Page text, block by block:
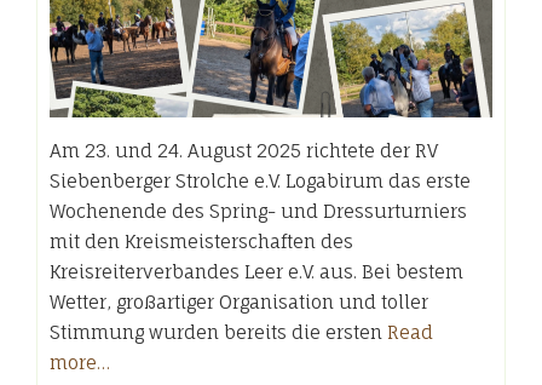
Am 23. und 24. August 2025 richtete der RV
Siebenberger Strolche e.V. Logabirum das erste
Wochenende des Spring- und Dressurturniers
mit den Kreismeisterschaften des
Kreisreiterverbandes Leer e.V. aus. Bei bestem
Wetter, großartiger Organisation und toller
Stimmung wurden bereits die ersten Read
more…